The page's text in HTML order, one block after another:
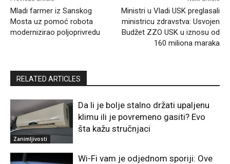
Mladi farmer iz Sanskog
Mosta uz pomoć robota
modernizirao poljoprivredu
Ministri u Vladi USK preglasali
ministricu zdravstva: Usvojen
Budžet ZZO USK u iznosu od
160 miliona maraka
RELATED ARTICLES
Zanimljivosti
Da li je bolje stalno držati upaljenu
klimu ili je povremeno gasiti? Evo
šta kažu stručnjaci
Wi-Fi vam je odjednom sporiji: Ove